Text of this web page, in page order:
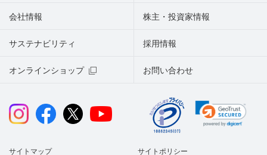
会社情報 株主・投資家情報
サステナビリティ
オンラインショップ お問い合わせ
採用情報
サイトマップ サイトポリシー